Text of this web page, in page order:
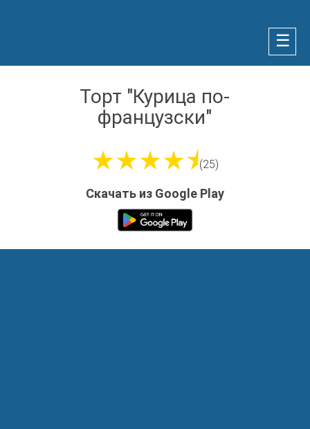
☰
Торт "Курица по-
французски"
★★★★⯨(25)
Скачать из Google Play